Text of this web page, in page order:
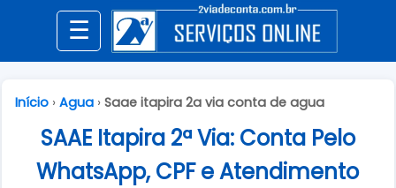
☰
Início ›Agua ›Saae itapira 2a via conta de agua
SAAE Itapira 2ª Via: Conta Pelo
WhatsApp, CPF e Atendimento